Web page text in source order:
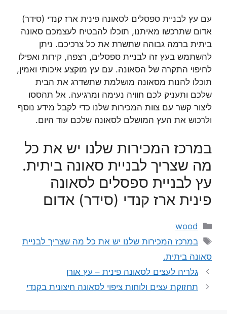
עם עץ לבניית ספסלים לסאונה פינית ארז קנדי (סידר)
אדום שתרכשו מאיתנו, תוכלו להבטיח לעצמכם סאונה
ביתית ברמה גבוהה שתשרת את כל צרכיכם. ניתן
להשתמש בעץ זה לבניית ספסלים, רצפה, קירות ואפילו
לחיפוי התקרה של הסאונה. עם עץ מוקצע איכותי ואמין,
תוכלו להנות מסאונה מושלמת שתשדרג את הבית
שלכם ותעניק לכם חוויה נעימה ומרגיעה. אל תהססו
ליצור קשר עם צוות המכירות שלנו כדי לקבל מידע נוסף
ולרכוש את העץ המושלם לסאונה שלכם עוד היום.
במרכז המכירות שלנו יש את כל
מה שצריך לבניית סאונה ביתית.
עץ לבניית ספסלים לסאונה
פינית ארז קנדי (סידר) אדום
קטגוריות
wood
תגיות
במרכז המכירות שלנו יש את כל מה שצריך לבניית
סאונה ביתית.
גלריה לעצים לסאונה פינית – עץ אורן
תחזוקת עצים ולוחות ציפוי לסאונה חיצונית בקנדי